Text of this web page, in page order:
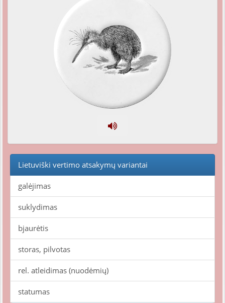
Lietuviški vertimo atsakymų variantai
galėjimas
suklydimas
bjaurėtis
storas, pilvotas
rel. atleidimas (nuodėmių)
statumas